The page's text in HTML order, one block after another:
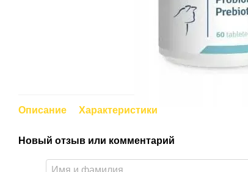
Описание Характеристики
Новый отзыв или комментарий